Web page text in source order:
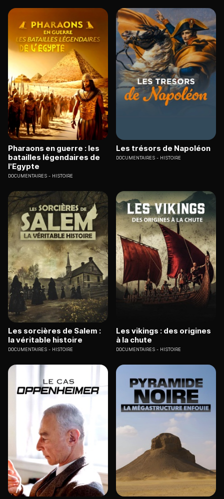
Pharaons en guerre : les
batailles légendaires de
l'Egypte
DOCUMENTAIRES HISTOIRE
Les trésors de Napoléon
DOCUMENTAIRES HISTOIRE
Les sorcières de Salem :
la véritable histoire
DOCUMENTAIRES HISTOIRE
Les vikings : des origines
à la chute
DOCUMENTAIRES HISTOIRE